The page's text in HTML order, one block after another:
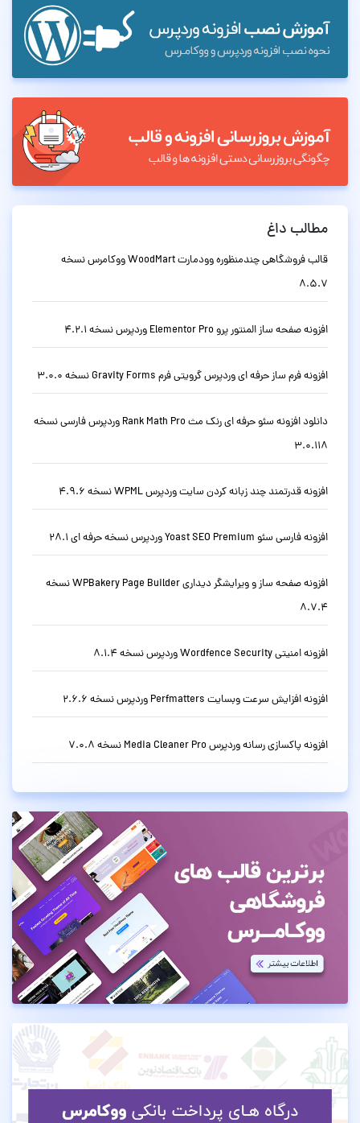
مطالب داغ
قالب فروشگاهی چندمنظوره وودمارت WoodMart ووکامرس نسخه
8.5.7
افزونه صفحه ساز المنتور پرو Elementor Pro وردپرس نسخه 4.2.1
افزونه فرم ساز حرفه ای وردپرس گرویتی فرم Gravity Forms نسخه 3.0.0
دانلود افزونه سئو حرفه ای رنک مث Rank Math Pro وردپرس فارسی نسخه
3.0.118
افزونه قدرتمند چند زبانه کردن سایت وردپرس WPML نسخه 4.9.6
افزونه فارسی سئو Yoast SEO Premium وردپرس نسخه حرفه ای 28.1
افزونه صفحه ساز و ویرایشگر دیداری WPBakery Page Builder نسخه
8.7.4
افزونه امنیتی Wordfence Security وردپرس نسخه 8.1.4
افزونه افزایش سرعت وبسایت Perfmatters وردپرس نسخه 2.6.6
افزونه پاکسازی رسانه وردپرس Media Cleaner Pro نسخه 7.0.8